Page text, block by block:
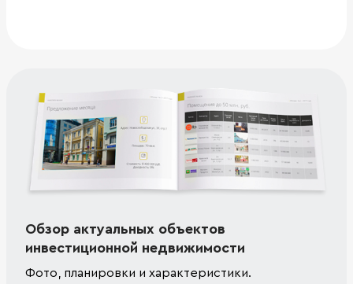
Обзор актуальных объектов
инвестиционной недвижимости
Фото, планировки и характеристики.